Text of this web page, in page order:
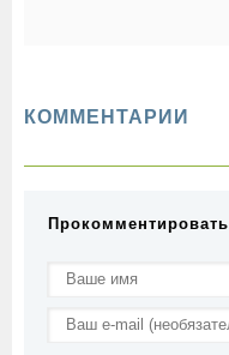
КОММЕНТАРИИ
Прокомментировать